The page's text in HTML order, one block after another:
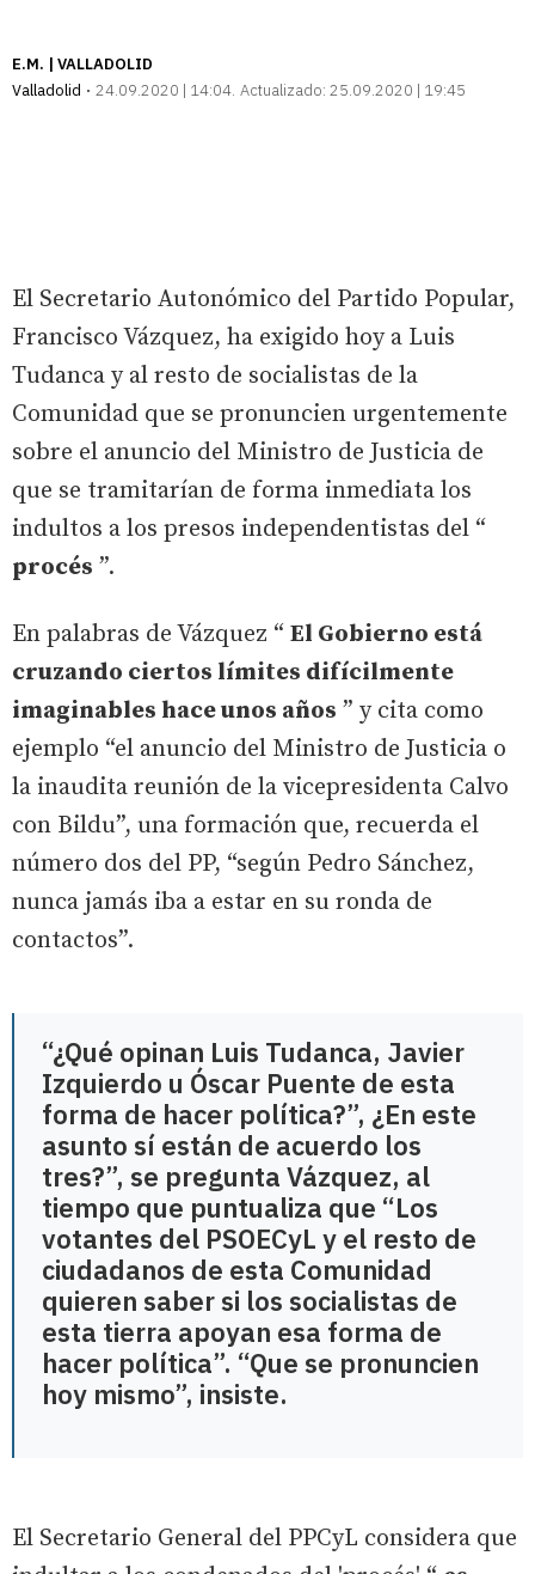
E.M. | VALLADOLID
Valladolid
24.09.2020 | 14:04 Actualizado: 25.09.2020 | 19:45
El Secretario Autonómico del Partido Popular,
Francisco Vázquez, ha exigido hoy a Luis
Tudanca y al resto de socialistas de la
Comunidad que se pronuncien urgentemente
sobre el anuncio del Ministro de Justicia de
que se tramitarían de forma inmediata los
indultos a los presos independentistas del “
procés ”.
En palabras de Vázquez “ El Gobierno está
cruzando ciertos límites difícilmente
imaginables hace unos años ” y cita como
ejemplo “el anuncio del Ministro de Justicia o
la inaudita reunión de la vicepresidenta Calvo
con Bildu”, una formación que, recuerda el
número dos del PP, “según Pedro Sánchez,
nunca jamás iba a estar en su ronda de
contactos”.
“¿Qué opinan Luis Tudanca, Javier
Izquierdo u Óscar Puente de esta
forma de hacer política?”, ¿En este
asunto sí están de acuerdo los
tres?”, se pregunta Vázquez, al
tiempo que puntualiza que “Los
votantes del PSOECyL y el resto de
ciudadanos de esta Comunidad
quieren saber si los socialistas de
esta tierra apoyan esa forma de
hacer política”. “Que se pronuncien
hoy mismo”, insiste.
El Secretario General del PPCyL considera que